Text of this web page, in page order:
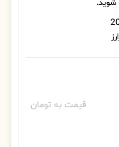
قیمت به تومان